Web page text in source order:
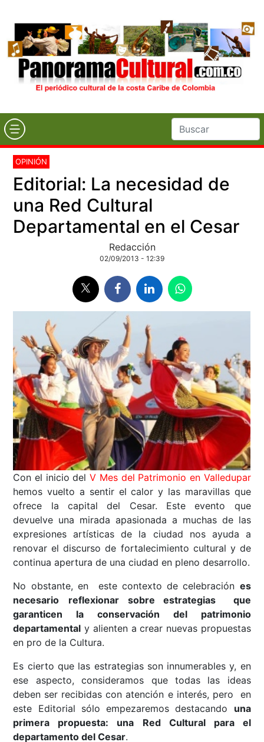
OPINIÓN
Editorial: La necesidad de
una Red Cultural
Departamental en el Cesar
Redacción
02/09/2013 - 12:39
Con el inicio delV Mes del Patrimonio en Valledupar
hemos vuelto a sentir el calor y las maravillas que
ofrece la capital del Cesar. Este evento que
devuelve una mirada apasionada a muchas de las
expresiones artísticas de la ciudad nos ayuda a
renovar el discurso de fortalecimiento cultural y de
continua apertura de una ciudad en pleno desarrollo.
No obstante, en este contexto de celebración es
necesario
reflexionar sobre estrategias que
garanticen la conservación del patrimonio
departamental y alienten a crear nuevas propuestas
en pro de la Cultura.
Es cierto que las estrategias son innumerables y, en
ese aspecto, consideramos que todas las ideas
deben ser recibidas con atención e interés, pero en
este Editorial sólo empezaremos destacando una
primera propuesta: una Red Cultural para el
departamento del Cesar.